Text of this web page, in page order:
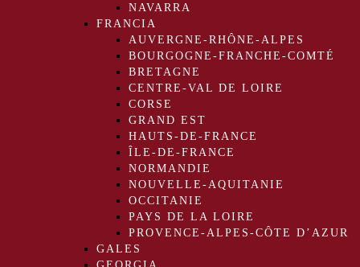
NAVARRA
FRANCIA
AUVERGNE-RHÔNE-ALPES
BOURGOGNE-FRANCHE-COMTÉ
BRETAGNE
CENTRE-VAL DE LOIRE
CORSE
GRAND EST
HAUTS-DE-FRANCE
ÎLE-DE-FRANCE
NORMANDIE
NOUVELLE-AQUITANIE
OCCITANIE
PAYS DE LA LOIRE
PROVENCE-ALPES-CÔTE D’AZUR
GALES